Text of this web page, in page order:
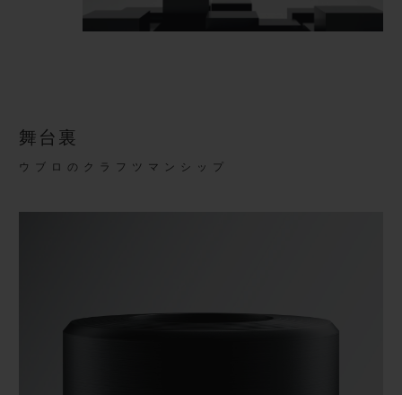
舞台裏
ウブロのクラフツマンシップ